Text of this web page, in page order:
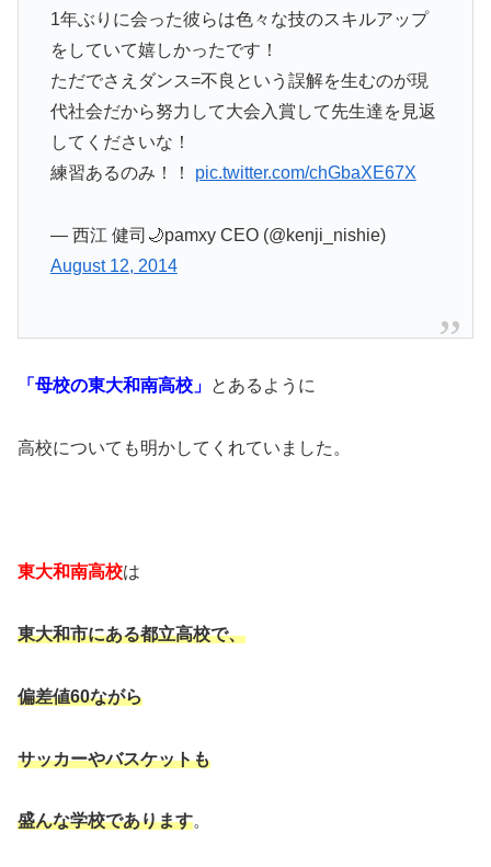
1年ぶりに会った彼らは色々な技のスキルアップ
をしていて嬉しかったです！
ただでさえダンス=不良という誤解を生むのが現
代社会だから努力して大会入賞して先生達を見返
してくださいな！
練習あるのみ！！ pic.twitter.com/chGbaXE67X
— 西江 健司🌙pamxy CEO (@kenji_nishie)
August 12, 2014
「母校の東大和南高校」 とあるように
高校についても明かしてくれていました。
東大和南高校は
東大和市にある都立高校で、
偏差値60ながら
サッカーやバスケットも
盛んな学校であります。